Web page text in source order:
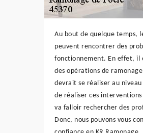
Au bout de quelque temps,
peuvent rencontrer des
fonctionnement. En effet, il
des opérations de
devrait se réaliser au
de réaliser ces
va falloir rechercher des
Donc, nous pouvons vous